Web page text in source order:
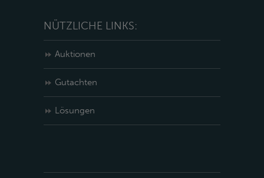
NÜTZLICHE LINKS:
Auktionen
Gutachten
Lösungen